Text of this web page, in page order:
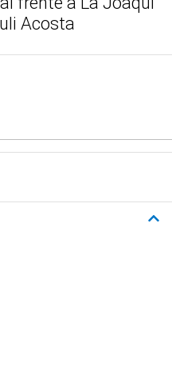
Acosta